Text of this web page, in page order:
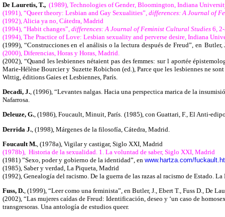
De Lauretis, T., (1989), Technologies of Gender, Bloomington, Indiana
(1991), “Queer theory: Lesbian and Gay Sexualities”, differences: A Journal of
(1992), Alicia ya no, Cátedra, Madrid
(1994), “Habit changes”, differences: A Journal of Feminist Cultural Studies 6,
(1994), The Practice of Love: Lesbian sexuality and perverse desire, Indiana
(1999), “Construcciones en el análisis o la lectura después de Freud”, en Butler,
(2000), Diferencias, Horas y Horas, Madrid.
(2002), “Quand les lesbiennes nétaient pas des femmes: sur l aportée
Marie-Hélène Bourcier y Suzette Robichon (ed.), Parce que les lesbiennes ne
Wittig, éditions Gaies et Lesbiennes, París.
Decadi, J. , (1996) , “Levantes nalgas. Hacia una perspectica marica de la
Nafarrosa.
Deleuze, G., (1986), Foucault, Minuit, París. (1985), con Guattari, F., El Anti-
Derrida J. , (1998), Márgenes de la filosofía, Cátedra, Madrid.
Foucault M. , (1978a), Vigilar y castigar, Siglo XXI, Madrid
(1978b), Historia de la sexualidad. 1. La voluntad de saber, Siglo XXI, Madrid
(1981) ”Sexo, poder y gobierno de la identidad”, en www.hartza.com/
(1985), Saber y verdad, La Piqueta, Madrid
(1992), Genealogía del racismo. De la guerra de las razas al racismo de Estado.
Fuss, D., (1999), “Leer como una feminista”, en Butler, J., Ebert T., Fuss D., De
(2002), “Las mujeres caídas de Freud: Identificación, deseo y ‘un caso de
transgresoras. Una antología de estudios queer.